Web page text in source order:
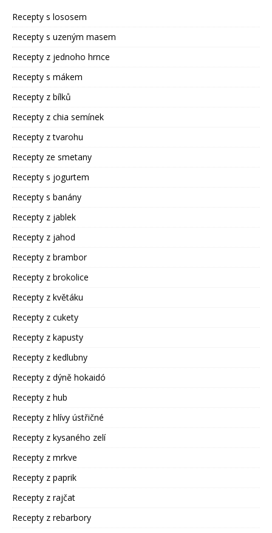
Recepty s lososem
Recepty s uzeným masem
Recepty z jednoho hrnce
Recepty s mákem
Recepty z bílků
Recepty z chia semínek
Recepty z tvarohu
Recepty ze smetany
Recepty s jogurtem
Recepty s banány
Recepty z jablek
Recepty z jahod
Recepty z brambor
Recepty z brokolice
Recepty z květáku
Recepty z cukety
Recepty z kapusty
Recepty z kedlubny
Recepty z dýně hokaidó
Recepty z hub
Recepty z hlívy ústřičné
Recepty z kysaného zelí
Recepty z mrkve
Recepty z paprik
Recepty z rajčat
Recepty z rebarbory